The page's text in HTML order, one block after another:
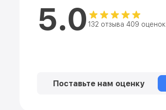
5.0 132 отзыва 409 оценок
Поставьте нам оценку